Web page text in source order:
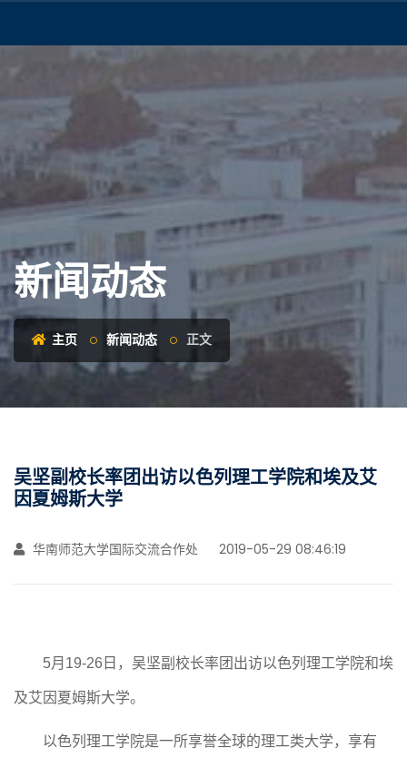
新闻动态
主页 新闻动态 正文
吴坚副校长率团出访以色列理工学院和埃及艾
因夏姆斯大学
华南师范大学国际交流合作处 2019-05-29 08:46:19
5月19-26日，吴坚副校长率团出访以色列理工学院和埃
及艾因夏姆斯大学。
以色列理工学院是一所享誉全球的理工类大学，享有